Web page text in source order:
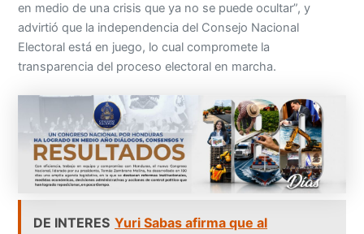
en medio de una crisis que ya no se puede ocultar”, y
advirtió que la independencia del Consejo Nacional
Electoral está en juego, lo cual compromete la
transparencia del proceso electoral en marcha.
DE INTERES Yuri Sabas afirma que al